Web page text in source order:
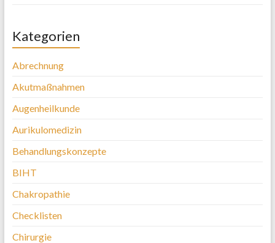
Kategorien
Abrechnung
Akutmaßnahmen
Augenheilkunde
Aurikulomedizin
Behandlungskonzepte
BIHT
Chakropathie
Checklisten
Chirurgie